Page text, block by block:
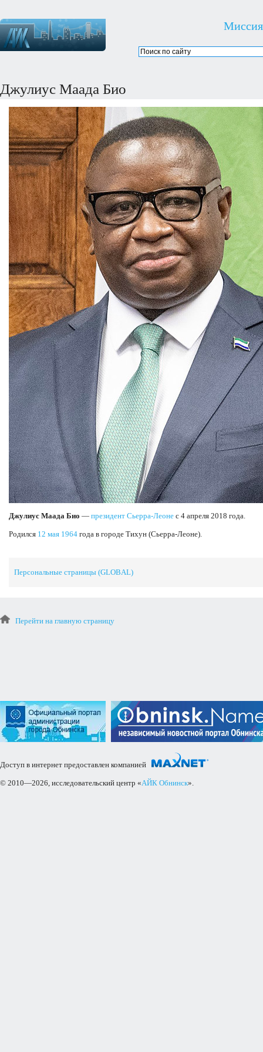
Миссия
Джулиус Маада Био
Джулиус Маада Био — президент Сьерра-Леоне с 4 апреля 2018 года.
Родился 12 мая 1964 года в городе Тихун (Сьерра-Леоне).
Персональные страницы (GLOBAL)
Перейти на главную страницу
Доступ в интернет предоставлен компанией
© 2010—2026, исследовательский центр «АЙК Обнинск».